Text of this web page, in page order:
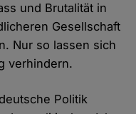
und Brutalität in
Gesellschaft
Nur so lassen sich
verhindern.
Politik